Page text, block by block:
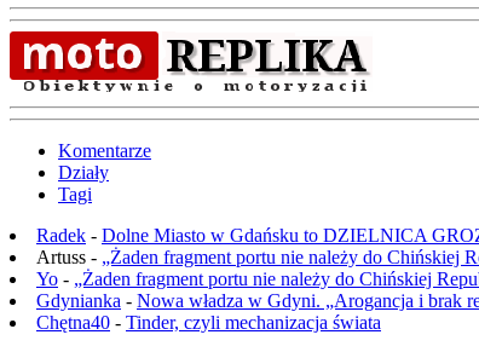
Komentarze
Działy
Tagi
Radek - Dolne Miasto w Gdańsku to DZIELNICA
Artuss - „Żaden fragment portu nie należy do Chińskiej
Yo - „Żaden fragment portu nie należy do Chińskiej
Gdynianka - Nowa władza w Gdyni. „Arogancja i brak
Chętna40 - Tinder, czyli mechanizacja świata